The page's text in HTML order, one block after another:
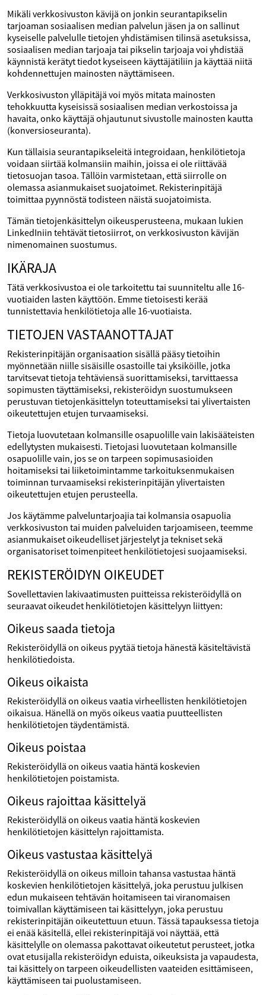
Mikäli verkkosivuston kävijä on jonkin seurantapikselin
tarjoaman sosiaalisen median palvelun jäsen ja on sallinut
kyseiselle palvelulle tietojen yhdistämisen tilinsä asetuksissa,
sosiaalisen median tarjoaja tai pikselin tarjoaja voi yhdistää
käynnistä kerätyt tiedot kyseiseen käyttäjätiliin ja käyttää niitä
kohdennettujen mainosten näyttämiseen.
Verkkosivuston ylläpitäjä voi myös mitata mainosten
tehokkuutta kyseisissä sosiaalisen median verkostoissa ja
havaita, onko käyttäjä ohjautunut sivustolle mainosten kautta
(konversioseuranta).
Kun tällaisia seurantapikseleitä integroidaan, henkilötietoja
voidaan siirtää kolmansiin maihin, joissa ei ole riittävää
tietosuojan tasoa. Tällöin varmistetaan, että siirrolle on
olemassa asianmukaiset suojatoimet. Rekisterinpitäjä
toimittaa pyynnöstä todisteen näistä suojatoimista.
Tämän tietojenkäsittelyn oikeusperusteena, mukaan lukien
LinkedIniin tehtävät tietosiirrot, on verkkosivuston kävijän
nimenomainen suostumus.
IKÄRAJA
Tätä verkkosivustoa ei ole tarkoitettu tai suunniteltu alle 16-
vuotiaiden lasten käyttöön. Emme tietoisesti kerää
tunnistettavia henkilötietoja alle 16-vuotiaista.
TIETOJEN VASTAANOTTAJAT
Rekisterinpitäjän organisaation sisällä pääsy tietoihin
myönnetään niille sisäisille osastoille tai yksiköille, jotka
tarvitsevat tietoja tehtäviensä suorittamiseksi, tarvittaessa
sopimusten täyttämiseksi, rekisteröidyn suostumukseen
perustuvan tietojenkäsittelyn toteuttamiseksi tai ylivertaisten
oikeutettujen etujen turvaamiseksi.
Tietoja luovutetaan kolmansille osapuolille vain lakisääteisten
edellytysten mukaisesti. Tietojasi luovutetaan kolmansille
osapuolille vain, jos se on tarpeen sopimusasioiden
hoitamiseksi tai liiketoimintamme tarkoituksenmukaisen
toiminnan turvaamiseksi rekisterinpitäjän ylivertaisten
oikeutettujen etujen perusteella.
Jos käytämme palveluntarjoajia tai kolmansia osapuolia
verkkosivuston tai muiden palveluiden tarjoamiseen, teemme
asianmukaiset oikeudelliset järjestelyt ja tekniset sekä
organisatoriset toimenpiteet henkilötietojesi suojaamiseksi.
REKISTERÖIDYN OIKEUDET
Sovellettavien lakivaatimusten puitteissa rekisteröidyllä on
seuraavat oikeudet henkilötietojen käsittelyyn liittyen:
Oikeus saada tietoja
Rekisteröidyllä on oikeus pyytää tietoja hänestä käsiteltävistä
henkilötiedoista.
Oikeus oikaista
Rekisteröidyllä on oikeus vaatia virheellisten henkilötietojen
oikaisua. Hänellä on myös oikeus vaatia puutteellisten
henkilötietojen täydentämistä.
Oikeus poistaa
Rekisteröidyllä on oikeus vaatia häntä koskevien
henkilötietojen poistamista.
Oikeus rajoittaa käsittelyä
Rekisteröidyllä on oikeus vaatia häntä koskevien
henkilötietojen käsittelyn rajoittamista.
Oikeus vastustaa käsittelyä
Rekisteröidyllä on oikeus milloin tahansa vastustaa häntä
koskevien henkilötietojen käsittelyä, joka perustuu julkisen
edun mukaiseen tehtävän hoitamiseen tai viranomaisen
toimivallan käyttämiseen tai käsittelyyn, joka perustuu
rekisterinpitäjän oikeutettuun etuun. Tässä tapauksessa tietoja
ei enää käsitellä, ellei rekisterinpitäjä voi näyttää, että
käsittelylle on olemassa pakottavat oikeutetut perusteet, jotka
ovat etusijalla rekisteröidyn eduista, oikeuksista ja vapaudesta,
tai käsittely on tarpeen oikeudellisten vaateiden esittämiseen,
käyttämiseen tai puolustamiseen.